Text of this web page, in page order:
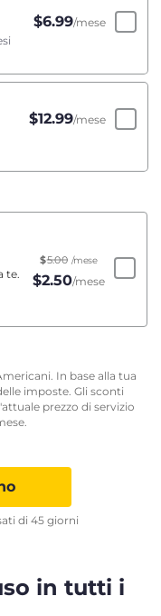
$6.99/mese
$12.99/mese
te.
$5.00 /mese
$2.50/mese
In base alla tua
imposte. Gli sconti
prezzo di servizio
di 45 giorni
in tutti i